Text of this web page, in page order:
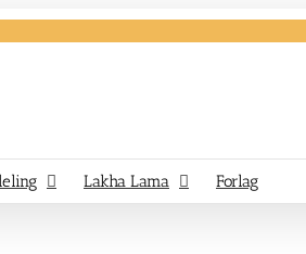
Lakha Lama Forlag